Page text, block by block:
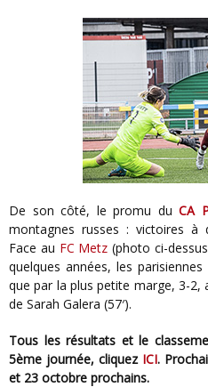
De son côté, le promu du CA
montagnes russes : victoires à
Face au FC Metz (photo ci-
quelques années, les
que par la plus petite marge, 3-2,
de Sarah Galera (57′).
Tous les résultats et le classement du groupe A à l’issue de la
5ème journée, cliquez ICI.
et 23 octobre prochains.